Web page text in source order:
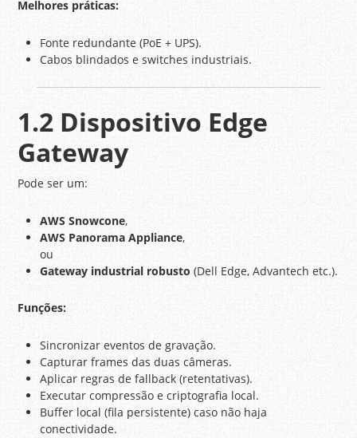
Melhores práticas:
Fonte redundante (PoE + UPS).
Cabos blindados e switches industriais.
1.2 Dispositivo Edge
Gateway
Pode ser um:
AWS Snowcone,
AWS Panorama Appliance,
ou
Gateway industrial robusto (Dell Edge, Advantech etc.).
Funções:
Sincronizar eventos de gravação.
Capturar frames das duas câmeras.
Aplicar regras de fallback (retentativas).
Executar compressão e criptografia local.
Buffer local (fila persistente) caso não haja
conectividade.